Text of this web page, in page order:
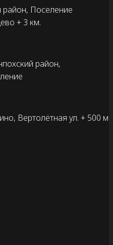
район, Поселение
+ 3 км.
район,
Вертолётная ул. + 500 м